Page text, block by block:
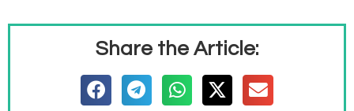
Share the Article: